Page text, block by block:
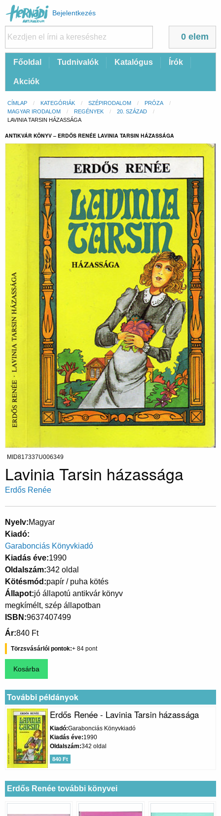
Felhasználói
fiók
menüje
Bejelentkezés
0 elem
FőFőoldal Tudnivalók Katalógus Írók
Akciók
Morzsa
CÍMLAP KATEGÓRIÁK SZÉPIRODALOM
PRÓZA
MAGYAR IRODALOM
REGÉNYEK
20. SZÁZAD
CURRENT:
LAVINIA TARSIN HÁZASSÁGA
ANTIKVÁR KÖNYV – ERDŐS RENÉE LAVINIA TARSIN HÁZASSÁGA
MID817337U006349
Lavinia Tarsin házassága
Erdős Renée
Nyelv Magyar
Kiadó
Garabonciás Könyvkiadó
Kiadás éve 1990
Oldalszám 342 oldal
Kötésmód papír / puha kötés
Állapot jó állapotú antikvár könyv
megkímélt, szép állapotban
ISBN 9637407499
Ár 840 Ft
Törzsvásárlói pontok 84
További példányok
Erdős Renée - Lavinia Tarsin házassága
Kiadó Garabonciás Könyvkiadó
Kiadás éve 1990
Oldalszám 342 oldal
840 Ft
Erdős Renée további könyvei